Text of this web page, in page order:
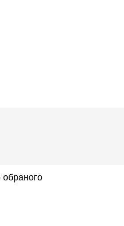
обраного